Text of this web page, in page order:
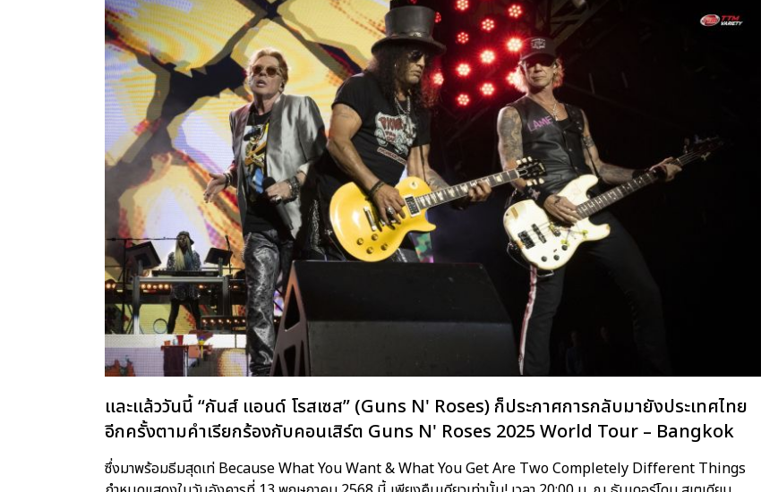
และแล้ววันนี้ “กันส์ แอนด์ โรสเซส” (Guns N' Roses) ก็ประกาศการกลับมายังประเทศไทย
อีกครั้งตามคำเรียกร้องกับคอนเสิร์ต Guns N' Roses 2025 World Tour – Bangkok
ซึ่งมาพร้อมธีมสุดเท่ Because What You Want & What You Get Are Two Completely Different Things